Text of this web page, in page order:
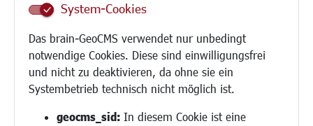
System-Cookies
Das brain-GeoCMS verwendet nur unbedingt
notwendige Cookies. Diese sind einwilligungsfrei
und nicht zu deaktivieren, da ohne sie ein
Systembetrieb technisch nicht möglich ist.
geocms_sid: In diesem Cookie ist eine
Schule
Demokratie leben
Ukrainehilfe
Hilfe für Geflüchtete
Religion